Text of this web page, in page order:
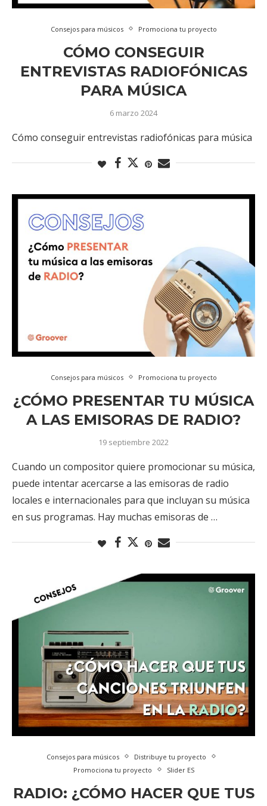
Consejos para músicos Promociona tu proyecto
CÓMO CONSEGUIR
ENTREVISTAS RADIOFÓNICAS
PARA MÚSICA
6 marzo 2024
Cómo conseguir entrevistas radiofónicas para música
Consejos para músicos Promociona tu proyecto
¿CÓMO PRESENTAR TU MÚSICA
A LAS EMISORAS DE RADIO?
19 septiembre 2022
Cuando un compositor quiere promocionar su música,
puede intentar acercarse a las emisoras de radio
locales e internacionales para que incluyan su música
en sus programas. Hay muchas emisoras de …
Consejos para músicos
Distribuye tu proyecto
Promociona tu proyecto
Slider ES
RADIO: ¿CÓMO HACER QUE TUS